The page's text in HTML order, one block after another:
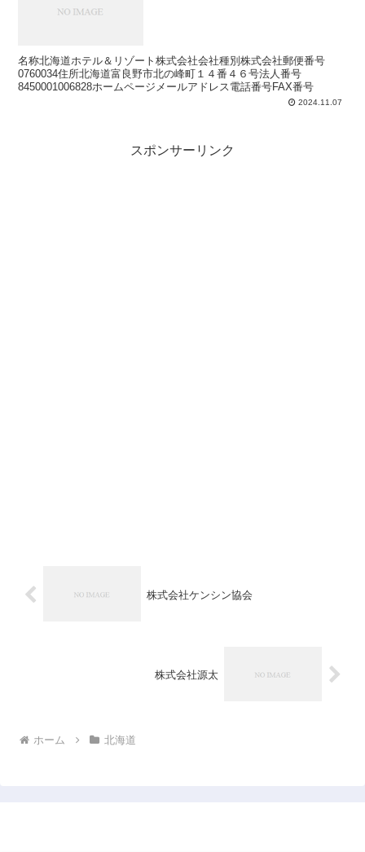
名称北海道ホテル＆リゾート株式会社会社種別株式会社郵便番号
0760034住所北海道富良野市北の峰町１４番４６号法人番号
8450001006828ホームページメールアドレス電話番号FAX番号
2024.11.07
スポンサーリンク
株式会社ケンシン協会
株式会社源太
ホーム 北海道